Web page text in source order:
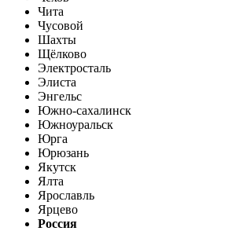
Чита
Чусовой
Шахты
Щёлково
Электросталь
Элиста
Энгельс
Южно-сахалинск
Южноуральск
Юрга
Юрюзань
Якутск
Ялта
Ярославль
Ярцево
Россия